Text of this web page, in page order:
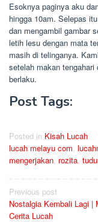
Esoknya paginya aku
hingga 10am. Selepas
dan mengambil gambar
letih lesu dengan mata
masih di telinganya.
setelah makan
berlaku.
Post Tags:
Posted in Kisah Lucah
lucah melayu com,
mengerjakan, rozita,
Post
navigation
Previous post
Nostalgia Kembali Lagi |
Cerita Lucah